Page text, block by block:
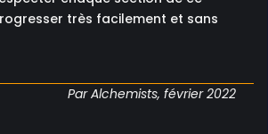
très facilement et sans
Par Alchemists, février 2022